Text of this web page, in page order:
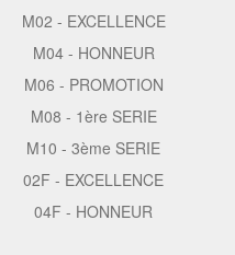
M02 - EXCELLENCE
M04 - HONNEUR
M06 - PROMOTION
M08 - 1ère SERIE
M10 - 3ème SERIE
02F - EXCELLENCE
04F - HONNEUR